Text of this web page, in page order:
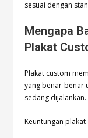
sesuai dengan
Mengapa
Plakat
Plakat custom
yang benar-benar
sedang dijalankan.
Keuntungan plakat